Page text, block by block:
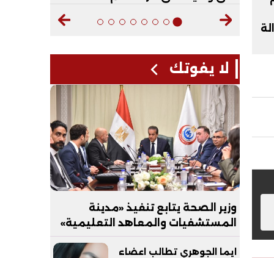
لا يفوتك
وزير الصحة يتابع تنفيذ «مدينة
المستشفيات والمعاهد التعليمية»
بالعاصمة الجديدة
ايما الجوهري تطالب اعضاء